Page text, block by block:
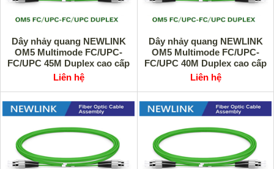
Dây nhảy quang NEWLINK
OM5 Multimode FC/UPC-
FC/UPC 45M Duplex cao cấp
Liên hệ
Dây nhảy quang NEWLINK
OM5 Multimode FC/UPC-
FC/UPC 40M Duplex cao cấp
Liên hệ